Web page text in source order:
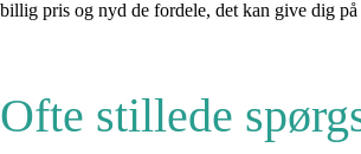
billig pris og nyd de fordele, det kan give dig
Ofte stillede